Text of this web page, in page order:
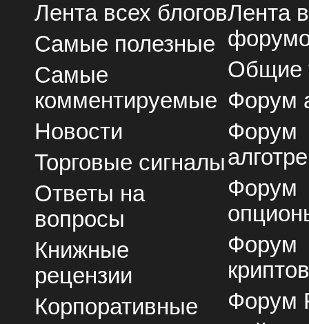
Лента всех блогов
Самые полезные
Самые
комментируемые
Новости
Торговые сигналы
Ответы на
вопросы
Книжные
рецензии
Корпоративные
Лента
Общие
Форум
Форум
Форум
Форум
Форум